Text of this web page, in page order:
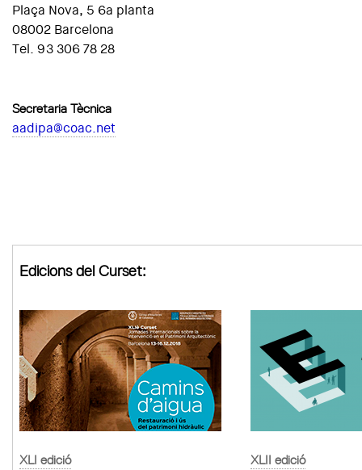
Plaça Nova, 5 6a planta
08002 Barcelona
Tel. 93 306 78 28
Secretaria Tècnica
aadipa@coac.net
Edicions del Curset:
XLI edició XLII edició